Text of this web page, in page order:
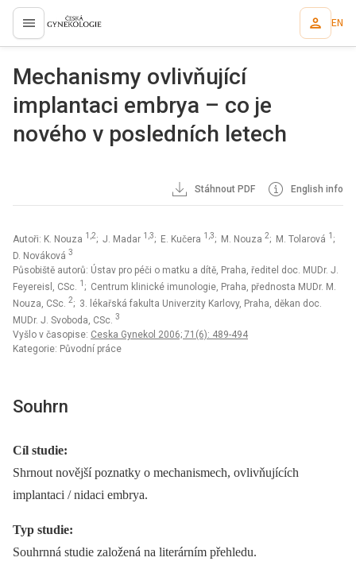
proLékaře.cz EN
Mechanismy ovlivňující
implantaci embrya – co je
nového v posledních letech
Stáhnout PDF English info
Autoři: K. Nouza 1,2; J. Madar 1,3; E. Kučera 1,3; M. Nouza 2; M. Tolarová 1 ;
D. Nováková 3
Působiště autorů: Ústav pro péči o matku a dítě, Praha, ředitel doc. MUDr. J.
Feyereisl, CSc. 1 ; Centrum klinické imunologie, Praha, přednosta MUDr. M.
Nouza, CSc. 2; 3. lékařská fakulta Univerzity Karlovy, Praha, děkan doc.
MUDr. J. Svoboda, CSc. 3
Vyšlo v časopise: Ceska Gynekol 2006; 71(6): 489-494
Kategorie: Původní práce
Souhrn
Cíl studie:
Shrnout novější poznatky o mechanismech, ovlivňujících
implantaci / nidaci embrya.
Typ studie:
Souhrnná studie založená na literárním přehledu.